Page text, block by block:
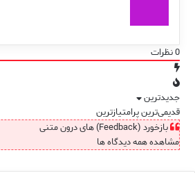
0نظرات
جدیدترین
قدیمی‌ترینپرامتیازترین
بازخورد (Feedback) های درون متنی
مشاهده همه دیدگاه ها